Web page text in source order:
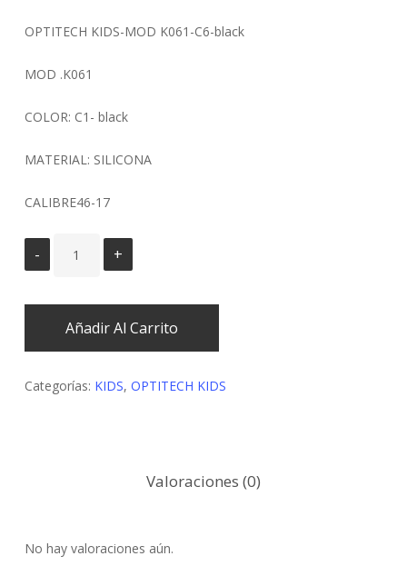
OPTITECH KIDS-MOD K061-C6-black
MOD .K061
COLOR: C1- black
MATERIAL: SILICONA
CALIBRE46-17
Añadir Al Carrito
Categorías: KIDS, OPTITECH KIDS
Valoraciones (0)
No hay valoraciones aún.